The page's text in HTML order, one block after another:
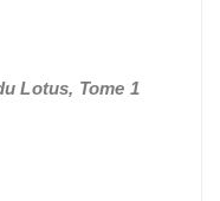
Lotus, Tome 1